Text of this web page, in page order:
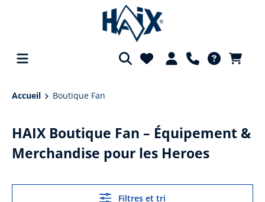
principal
Accueil Boutique Fan
HAIX Boutique Fan – Équipement &
Merchandise pour les Heroes
Filtres et tri